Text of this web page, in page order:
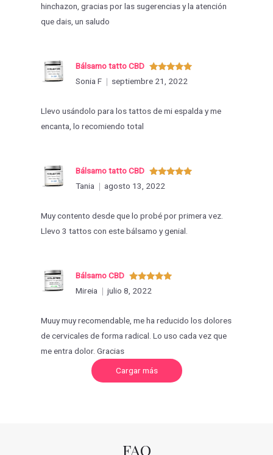
hinchazon, gracias por las sugerencias y la atención
que dais, un saludo
Valorado
con 5de 5
Bálsamo tatto CBD
Sonia F
septiembre 21, 2022
Llevo usándolo para los tattos de mi espalda y me
encanta, lo recomiendo total
Valorado
con
Bálsamo tatto CBD
Tania
agosto 13, 2022
Muy contento desde que lo probé por primera vez.
Llevo 3 tattos con este bálsamo y genial.
Valorado
con5de 5
Bálsamo CBD
Mireia
julio 8, 2022
Muuy muy recomendable, me ha reducido los dolores
de cervicales de forma radical. Lo uso cada vez que
me entra dolor. Gracias
Cargar másC
r
FAQ